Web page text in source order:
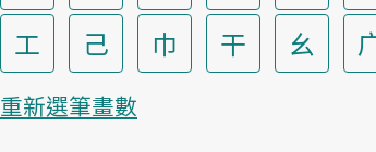
工 己 巾 干 幺
重新選筆畫數